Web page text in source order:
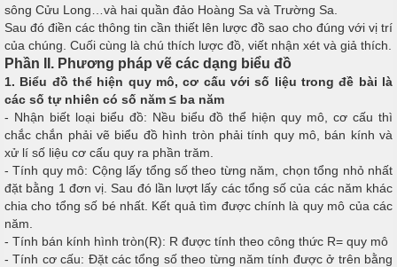
sông Cửu Long…và hai quần đảo Hoàng Sa và Trường Sa.
Sau đó điền các thông tin cần thiết lên lược đồ sao cho đúng với vị trí
của chúng. Cuối cùng là chú thích lược đồ, viết nhận xét và giả thích.
Phần II. Phương pháp vẽ các dạng biểu đồ
1. Biểu đồ thể hiện quy mô, cơ cấu với số liệu trong đề bài là
các số tự nhiên có số năm ≤ ba năm
- Nhận biết loại biểu đồ: Nều biểu đồ thể hiện quy mô, cơ cấu thì
chắc chắn phải vẽ biểu đồ hình tròn phải tính quy mô, bán kính và
xử lí số liệu cơ cấu quy ra phần trăm.
- Tính quy mô: Cộng lấy tổng số theo từng năm, chọn tổng nhỏ nhất
đặt bằng 1 đơn vị. Sau đó lần lượt lấy các tổng số của các năm khác
chia cho tổng số bé nhất. Kết quả tìm được chính là quy mô của các
năm.
- Tính bán kính hình tròn(R): R được tính theo công thức R= quy mô
- Tính cơ cấu: Đặt các tổng số theo từng năm tính được ở trên bằng